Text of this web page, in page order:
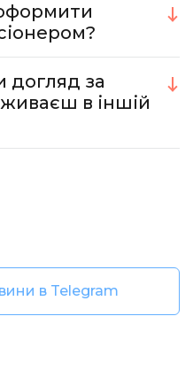
за
в іншій
в Telegram